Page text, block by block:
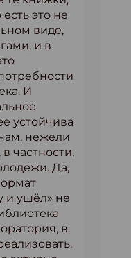
это не
виде,
и в
И
устойчива
нежели
частности,
Да,
и ушёл» не
в